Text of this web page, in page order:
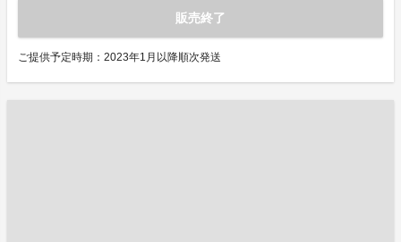
販売終了
ご提供予定時期：2023年1月以降順次発送